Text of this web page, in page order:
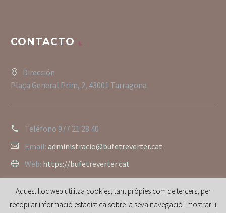
CONTACTO
Dirección
Plaça General Prim, 2, 43001 Tarragona
Teléfono 977 21 28 40
Email: administracio@bufetreverter.cat
Web: https://bufetreverter.cat
Aquest lloc web utilitza cookies, tant pròpies com de tercers, per
recopilar informació estadística sobre la seva navegació i mostrar-li